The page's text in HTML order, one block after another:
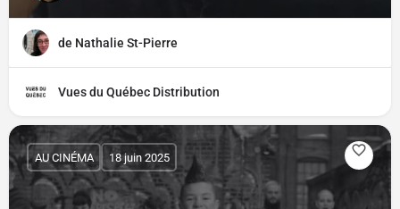
de Nathalie St-Pierre
Vues du Québec Distribution
AU CINÉMA 18 juin 2025